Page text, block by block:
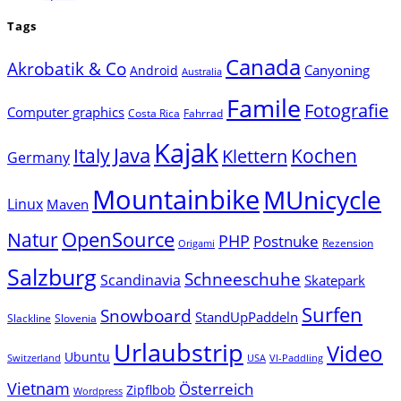
Tags
Akrobatik & Co Android Australia Canada Canyoning
Computer graphics Costa Rica Fahrrad Famile Fotografie
Germany Italy Java Kajak Klettern Kochen
Linux Maven MountainbikeMUnicycle
NaturOpenSource Origami PHP Postnuke Rezension
SalzburgScandinavia Schneeschuhe Skatepark
Slackline Slovenia Snowboard StandUpPaddeln Surfen
Switzerland Ubuntu Urlaubstrip USA VI-Paddling Video
Vietnam Wordpress Zipflbob Österreich